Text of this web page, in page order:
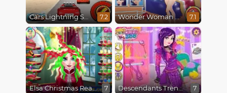
Cars Lightning Speed 7.2 Wonder Woman Fashion Event 7.1
Elsa Christmas Real Haircuts 7 Descendants Trendsetters 7